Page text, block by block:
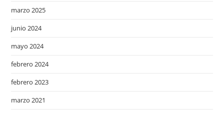
marzo 2025
junio 2024
mayo 2024
febrero 2024
febrero 2023
marzo 2021